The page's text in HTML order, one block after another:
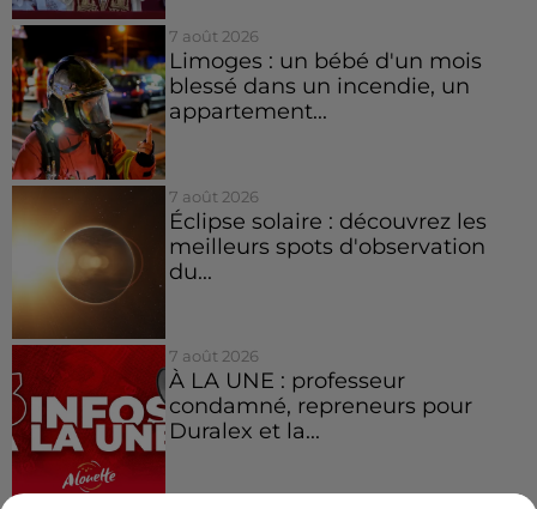
7 août 2026
Limoges : un bébé d'un mois
blessé dans un incendie, un
appartement...
7 août 2026
Éclipse solaire : découvrez les
meilleurs spots d'observation
du...
7 août 2026
À LA UNE : professeur
condamné, repreneurs pour
Duralex et la...